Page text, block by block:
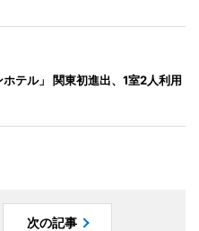
テル」 関東初進出、1室2人利用
次の記事